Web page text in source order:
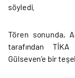
söyledi.
Tören sonunda,
tarafından
Gülseven’e bir